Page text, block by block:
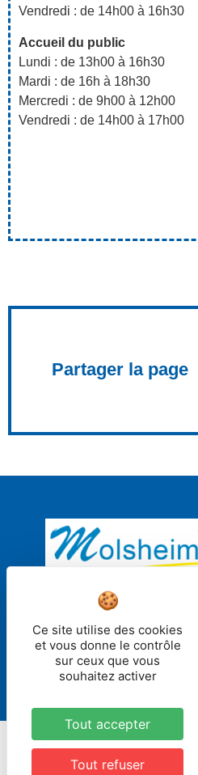
Vendredi : de 14h00 à 16h30
Accueil du public
Lundi : de 13h00 à 16h30
Mardi : de 16h à 18h30
Mercredi : de 9h00 à 12h00
Vendredi : de 14h00 à 17h00
Partager la page
Ce site utilise des cookies
et vous donne le contrôle
sur ceux que vous
souhaitez activer
Tout accepter
Tout refuser